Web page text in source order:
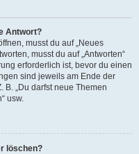
Antwort?
musst du auf „Neues
musst du auf „Antworten“
erforderlich ist, bevor du einen
sind jeweils am Ende der
B. „Du darfst neue Themen
usw.
löschen?